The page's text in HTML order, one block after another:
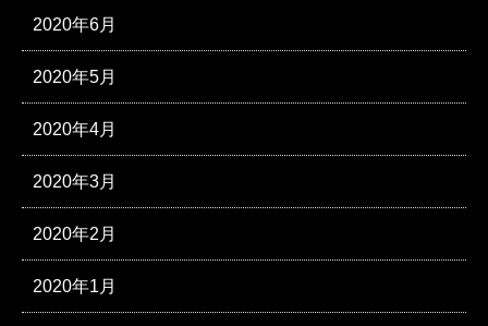
2020年6月
2020年5月
2020年4月
2020年3月
2020年2月
2020年1月